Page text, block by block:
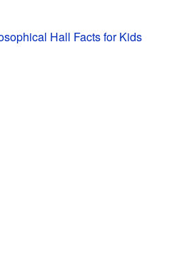
Hall Facts for Kids